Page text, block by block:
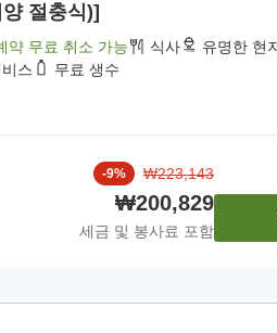
절충식)]
약 무료 취소 가능 식사 유명한 현
스
무료 생수
-9% ₩223,143
₩200,829
세금 및 봉사료 포함